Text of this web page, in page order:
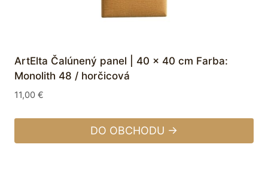
ArtElta Čalúnený panel | 40 x 40 cm Farba:
Monolith 48 / horčicová
11,00 €
DO OBCHODU →